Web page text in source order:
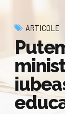
ARTICOLE